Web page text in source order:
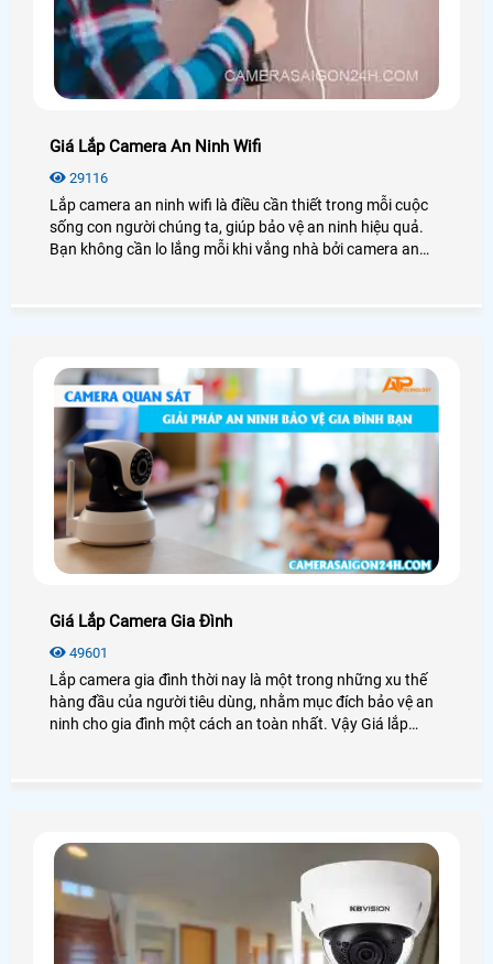
Giá Lắp Camera An Ninh Wifi
29116
Lắp camera an ninh wifi là điều cần thiết trong mỗi cuộc
sống con người chúng ta, giúp bảo vệ an ninh hiệu quả.
Bạn không cần lo lắng mỗi khi vắng nhà bởi camera an
Giá Lắp Camera Gia Đình
49601
Lắp camera gia đình thời nay là một trong những xu thế
hàng đầu của người tiêu dùng, nhằm mục đích bảo vệ an
ninh cho gia đình một cách an toàn nhất. Vậy Giá lắp